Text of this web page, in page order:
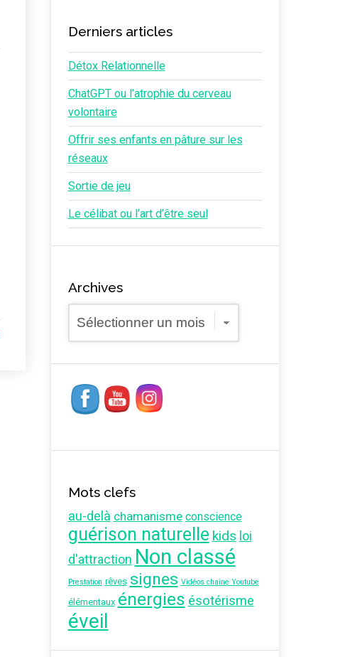
Derniers articles
Détox Relationnelle
ChatGPT ou l’atrophie du cerveau
volontaire
Offrir ses enfants en pâture sur les
réseaux
Sortie de jeu
Le célibat ou l’art d’être seul
Archives
Mots clefs
au-delà chamanisme conscience
guérison naturelle kids loi
d'attraction Non classé
Prestation rêves signes Vidéos chaîne Youtube
élémentaux énergies ésotérisme
éveil